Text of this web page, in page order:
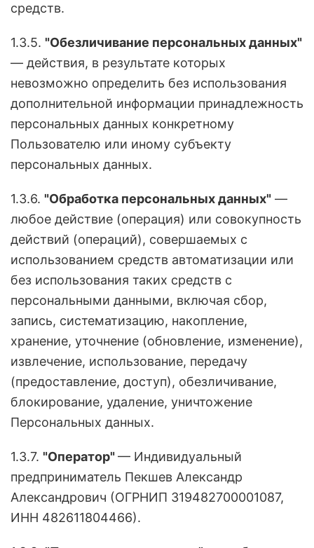
средств.
1.3.5. "Обезличивание персональных данных"
— действия, в результате которых
невозможно определить без использования
дополнительной информации принадлежность
персональных данных конкретному
Пользователю или иному субъекту
персональных данных.
1.3.6. "Обработка персональных данных" —
любое действие (операция) или совокупность
действий (операций), совершаемых с
использованием средств автоматизации или
без использования таких средств с
персональными данными, включая сбор,
запись, систематизацию, накопление,
хранение, уточнение (обновление, изменение),
извлечение, использование, передачу
(предоставление, доступ), обезличивание,
блокирование, удаление, уничтожение
Персональных данных.
1.3.7. "Оператор"— Индивидуальный
предприниматель Пекшев Александр
Александрович (ОГРНИП 319482700001087,
ИНН 482611804466).